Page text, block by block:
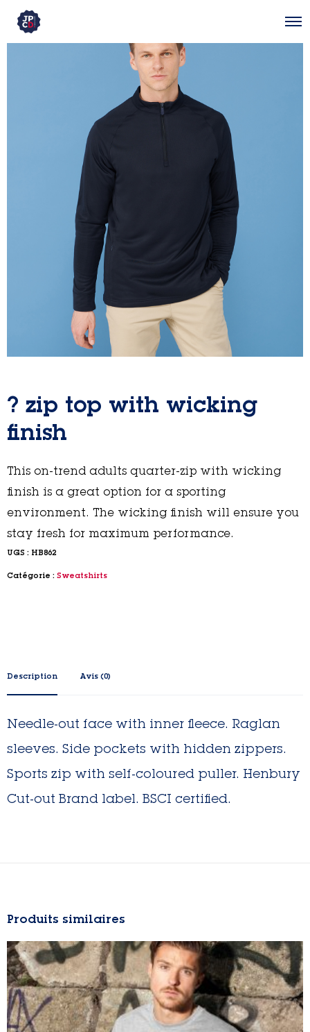
? zip top with wicking
finish
This on-trend adults quarter-zip with wicking
finish is a great option for a sporting
environment. The wicking finish will ensure you
stay fresh for maximum performance.
UGS : HB862
Catégorie : Sweatshirts
Description Avis (0)
Needle-out face with inner fleece. Raglan
sleeves. Side pockets with hidden zippers.
Sports zip with self-coloured puller. Henbury
Cut-out Brand label. BSCI certified.
Produits similaires